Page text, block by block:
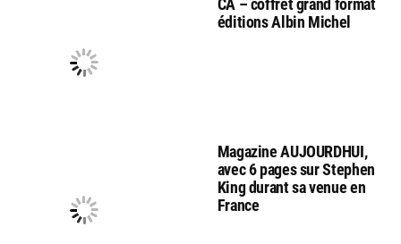
CA – coffret grand format
éditions Albin Michel
Magazine AUJOURDHUI,
avec 6 pages sur Stephen
King durant sa venue en
France